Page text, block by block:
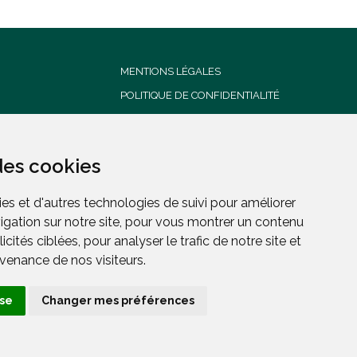
cookies
et d'autres technologies de suivi pour améliorer
sur notre site, pour vous montrer un contenu
ciblées, pour analyser le trafic de notre site et
de nos visiteurs.
Changer mes préférences
cookies
et d'autres technologies de suivi pour améliorer
sur notre site, pour vous montrer un contenu
ciblées, pour analyser le trafic de notre site et
de nos visiteurs.
Changer mes préférences
MENTIONS LÉGALES
POLITIQUE DE CONFIDENTIALITÉ